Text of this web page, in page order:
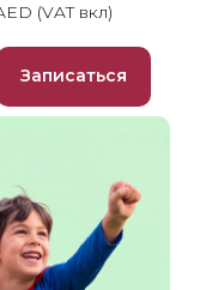
(VAT вкл)
Записаться